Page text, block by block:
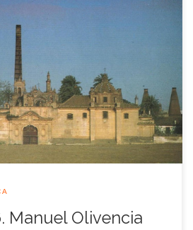
del convento de Santa María de las
y resolución del concurso de ideas
Corta de la Cartuja constituyeron los
Comisario de la Expo’92, Manuel
1986, de esa manera la […]
Manuel Olivencia